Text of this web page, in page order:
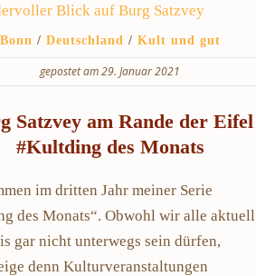
Bonn / Deutschland / Kult und gut
gepostet am 29. Januar 2021
Satzvey am Rande der Eifel
#Kultding des Monats
im dritten Jahr meiner Serie
des Monats“. Obwohl wir alle aktuell
gar nicht unterwegs sein dürfen,
denn Kulturveranstaltungen